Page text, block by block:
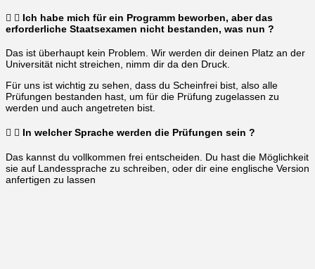
Ich habe mich für ein Programm beworben, aber das
erforderliche Staatsexamen nicht bestanden, was nun ?
Das ist überhaupt kein Problem. Wir werden dir deinen Platz an der
Universität nicht streichen, nimm dir da den Druck.
Für uns ist wichtig zu sehen, dass du Scheinfrei bist, also alle
Prüfungen bestanden hast, um für die Prüfung zugelassen zu
werden und auch angetreten bist.
In welcher Sprache werden die Prüfungen sein ?
Das kannst du vollkommen frei entscheiden. Du hast die Möglichkeit
sie auf Landessprache zu schreiben, oder dir eine englische Version
anfertigen zu lassen